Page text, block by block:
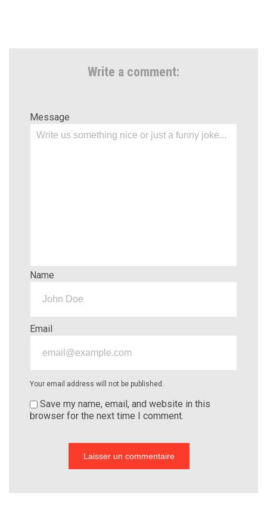
Write a comment:
Message
Name
Email
Your email address will not be published.
Save my name, email, and website in this
browser for the next time I comment.